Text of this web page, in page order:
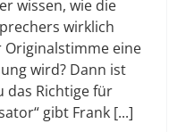
wissen, wie die
wirklich
Originalstimme eine
wird? Dann ist
das Richtige für
gibt Frank [...]